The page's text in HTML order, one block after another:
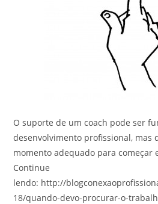
O suporte de um coach pode ser
desenvolvimento profissional, mas
momento adequado para começar
Continue
lendo: http://
18/quando-devo-procurar-o-